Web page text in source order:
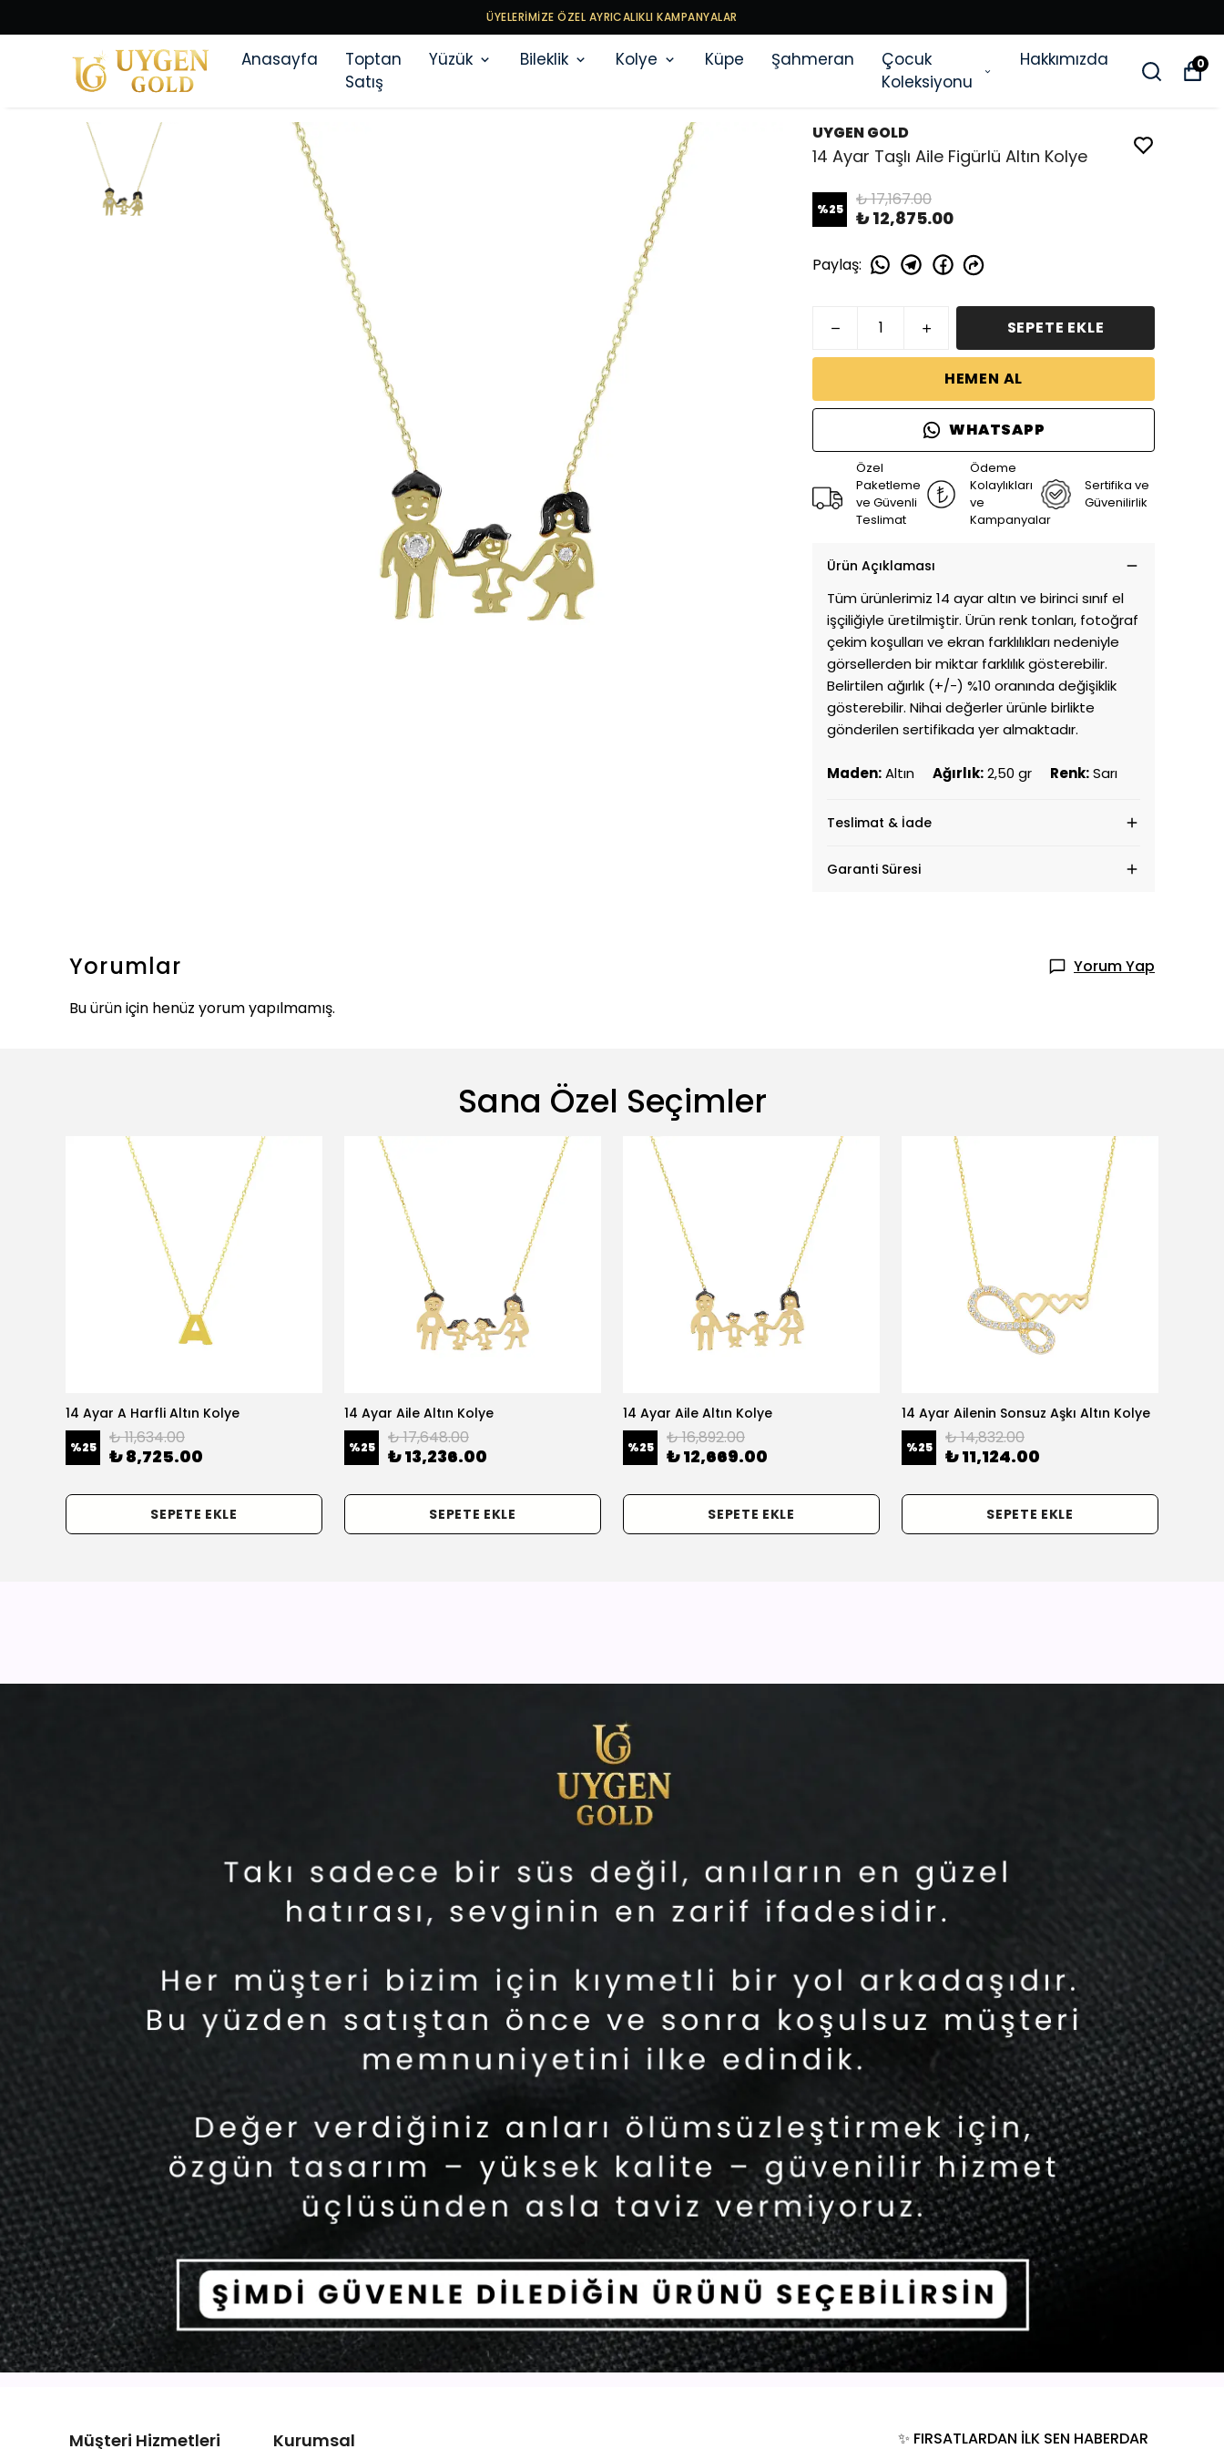
ÜYELERİMİZE ÖZEL AYRICALIKLI KAMPANYALAR
Anasayfa
Toptan
Satış
Yüzük Bileklik Kolye Küpe Şahmeran
Çocuk
Koleksiyonu
Hakkımızda 0
UYGEN GOLD
14 Ayar Taşlı Aile Figürlü Altın Kolye
%25 ₺ 17,167.00
₺ 12,875.00
Paylaş:
SEPETE EKLE
HEMEN AL
WHATSAPP
Özel
Paketleme
ve Güvenli
Teslimat
Ödeme
Kolaylıkları
ve
Kampanyalar
Sertifika ve
Güvenilirlik
Ürün Açıklaması
Tüm ürünlerimiz 14 ayar altın ve birinci sınıf el
işçiliğiyle üretilmiştir. Ürün renk tonları, fotoğraf
çekim koşulları ve ekran farklılıkları nedeniyle
görsellerden bir miktar farklılık gösterebilir.
Belirtilen ağırlık (+/-) %10 oranında değişiklik
gösterebilir. Nihai değerler ürünle birlikte
gönderilen sertifikada yer almaktadır.
Maden:Altın Ağırlık:2,50 gr Renk:Sarı
Teslimat & İade
Garanti Süresi
Yorumlar
Yorum Yap
Bu ürün için henüz yorum yapılmamış.
Sana Özel Seçimler
14 Ayar A Harfli Altın Kolye
%25 ₺ 11,634.00
₺ 8,725.00
SEPETE EKLE
14 Ayar Aile Altın Kolye
%25 ₺ 17,648.00
₺ 13,236.00
SEPETE EKLE
14 Ayar Aile Altın Kolye
%25 ₺ 16,892.00
₺ 12,669.00
SEPETE EKLE
14 Ayar Ailenin Sonsuz Aşkı Altın Kolye
%25 ₺ 14,832.00
₺ 11,124.00
SEPETE EKLE
Müşteri Hizmetleri Kurumsal ✨ FIRSATLARDAN İLK SEN HABERDAR